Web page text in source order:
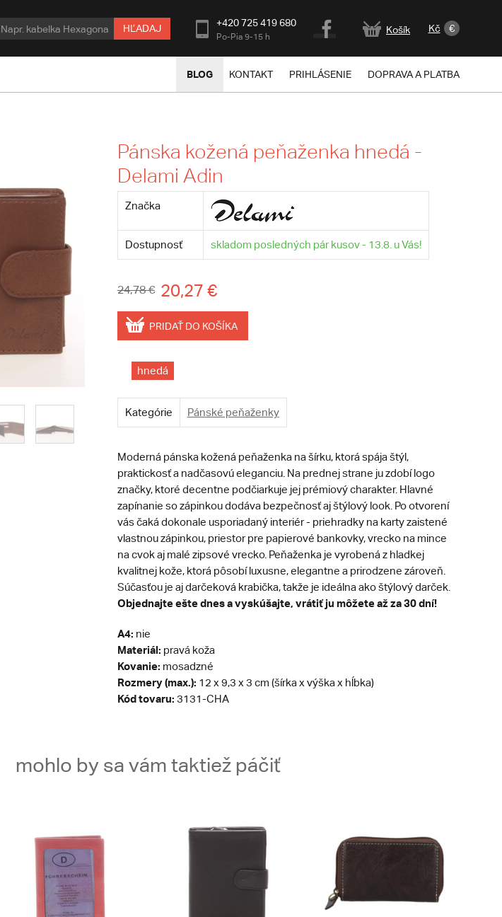
HĽADAJ +420 725 419 680
Po-Pia 9-15 h
Košík Kč €
BLOG KONTAKT PRIHLÁSENIE DOPRAVA A PLATBA
Pánska kožená peňaženka hnedá -
Delami Adin
Značka
Dostupnosť skladom posledných pár kusov - 13.8. u Vás!
24,78 € 20,27 €
PRIDAŤ DO KOŠÍKA
hnedá
Kategórie Pánské peňaženky
Moderná pánska kožená peňaženka na šírku, ktorá spája štýl,
praktickosť a nadčasovú eleganciu. Na prednej strane ju zdobí logo
značky, ktoré decentne podčiarkuje jej prémiový charakter. Hlavné
zapínanie so zápinkou dodáva bezpečnosť aj štýlový look. Po otvorení
vás čaká dokonale usporiadaný interiér - priehradky na karty zaistené
vlastnou zápinkou, priestor pre papierové bankovky, vrecko na mince
na cvok aj malé zipsové vrecko. Peňaženka je vyrobená z hladkej
kvalitnej kože, ktorá pôsobí luxusne, elegantne a prirodzene zároveň.
Súčasťou je aj darčeková krabička, takže je ideálna ako štýlový darček.
Objednajte ešte dnes a vyskúšajte, vrátiť ju môžete až za 30 dní!
A4: nie
Materiál: pravá koža
Kovanie: mosadzné
Rozmery (max.): 12 x 9,3 x 3 cm (šírka x výška x hĺbka)
Kód tovaru: 3131-CHA
mohlo by sa vám taktiež páčiť